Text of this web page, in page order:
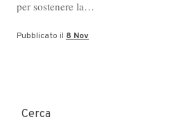
per sostenere la…
Pubblicato il 8 Nov
Cerca